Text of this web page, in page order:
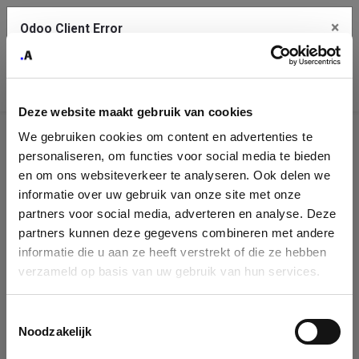
Deze website maakt gebruik van cookies
We gebruiken cookies om content en advertenties te
personaliseren, om functies voor social media te bieden
en om ons websiteverkeer te analyseren. Ook delen we
informatie over uw gebruik van onze site met onze
partners voor social media, adverteren en analyse. Deze
partners kunnen deze gegevens combineren met andere
informatie die u aan ze heeft verstrekt of die ze hebben
verzameld op basis van uw gebruik van hun services.
Noodzakelijk
Company
Identification
Please fill in your company details
You can search a company in our database by name, VAT or
enterprise ID. When a company is selected it will auto-complete the
form. If you don't find your company in our database, you can create
Odoo Client Error ×
service.
See details
Ok